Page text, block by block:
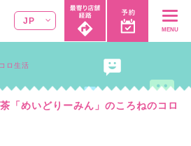
JP
MENU
「めいどりーみん」のころねのコロ
ロ生活